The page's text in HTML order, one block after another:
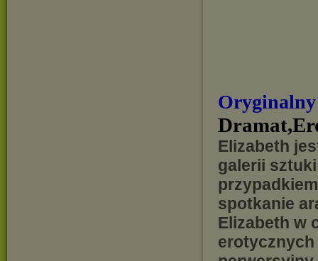
Elizabeth
galerii
spotkanie
Elizabeth w